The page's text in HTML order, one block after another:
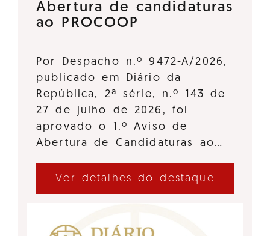
Abertura de candidaturas
ao PROCOOP
Por Despacho n.º 9472-A/2026,
publicado em Diário da
República, 2ª série, n.º 143 de
27 de julho de 2026, foi
aprovado o 1.º Aviso de
Abertura de Candidaturas ao…
Ver detalhes do destaque